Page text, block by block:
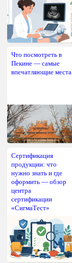
Что посмотреть в
Пекине — самые
впечатляющие места
Сертификация
продукции: что
нужно знать и где
оформить — обзор
центра
сертификации
«СигмаТест»